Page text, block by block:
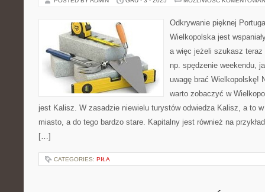
Odkrywanie pięknej
Wielkopolska jest
a więc jeżeli szukasz
np. spędzenie weekendu,
uwagę brać Wielkopolskę!
warto zobaczyć w
jest Kalisz. W zasadzie niewielu turystów odwiedza Kalisz, a to
miasto, a do tego bardzo stare. Kapitalny jest również na
[…]
CATEGORIES: PIŁA